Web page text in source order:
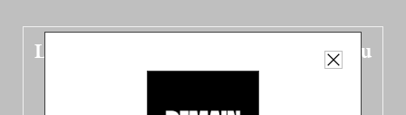
Le nouveau guide Belgique est sorti du
four !